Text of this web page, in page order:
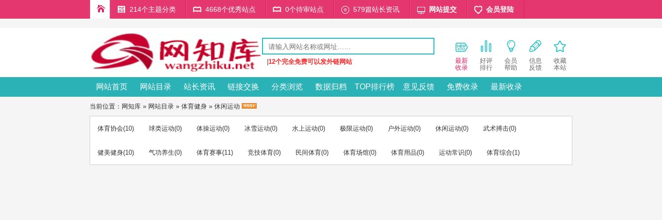
214个主题分类 4668个优秀站点 0个待审站点 579篇站长资讯 网站提交 会员登陆
12个完全免费可以发外链网站
最新
收录
好评
排行
会员
帮助
信息
反馈
收藏
本站
网站首页 网站目录 站长资讯 链接交换 分类浏览 数据归档 TOP排行榜 意见反馈 免费收录 最新收录
当前位置： 网知库 » 网站目录 » 体育健身 » 休闲运动
体育协会(10) 球类运动(0) 体操运动(0) 冰雪运动(0) 水上运动(0) 极限运动(0) 户外运动(0) 休闲运动(0) 武术搏击(0)
健美健身(10) 气功养生(0) 体育赛事(11) 竞技体育(0) 民间体育(0) 体育场馆(0) 体育用品(0) 运动常识(0) 体育综合(1)